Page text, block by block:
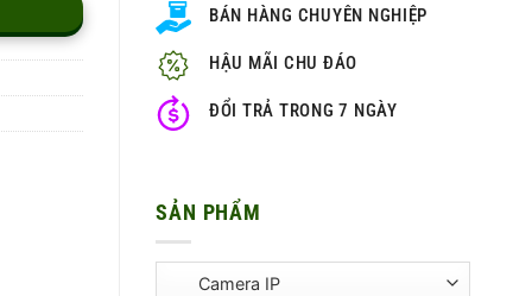
BÁN HÀNG CHUYÊN NGHIỆP
HẬU MÃI CHU ĐÁO
ĐỔI TRẢ TRONG 7 NGÀY
SẢN PHẨM